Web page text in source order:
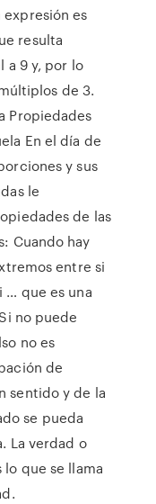
es
resulta
a 9 y, por lo
de 3.
Propiedades
En el día de
y sus
le
de las
Cuando hay
entre si
… que es una
no puede
no es
de
sentido y de la
se pueda
La verdad o
que se llama